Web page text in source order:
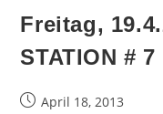
Freitag,
STATION # 7
BeitragApril 18, 2013